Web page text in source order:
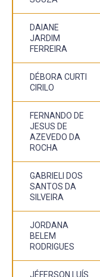
DAIANE
JARDIM
FERREIRA
DÉBORA CURTI
CIRILO
FERNANDO DE
JESUS DE
AZEVEDO DA
ROCHA
GABRIELI DOS
SANTOS DA
SILVEIRA
JORDANA
BELEM
RODRIGUES
JÉFERSON LUÍS